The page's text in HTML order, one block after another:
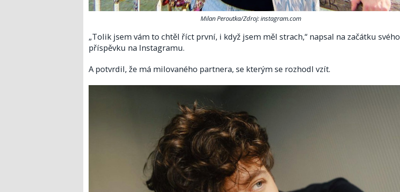
Milan Peroutka/Zdroj: instagram.com
„Tolik jsem vám to chtěl říct první, i když jsem měl strach,“ napsal na začátku svého
příspěvku na Instagramu.
A potvrdil, že má milovaného partnera, se kterým se rozhodl vzít.